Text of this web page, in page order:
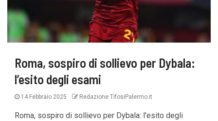
Roma, sospiro di sollievo per Dybala:
l’esito degli esami
14 Febbraio 2025 Redazione TifosiPalermo.it
Roma, sospiro di sollievo per Dybala: l'esito degli